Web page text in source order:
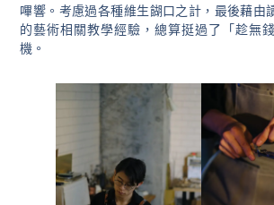
嗶響。考慮過各種維生餬口之計，最後藉由
的藝術相關教學經驗，總算挺過了「趁無
機。